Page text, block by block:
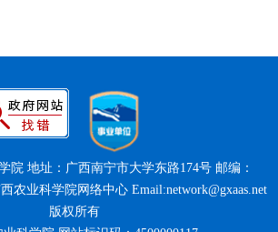
院 地址：广西南宁市大学东路174号 邮编：
农业科学院网络中心 Email:network@gxaas.net
版权所有